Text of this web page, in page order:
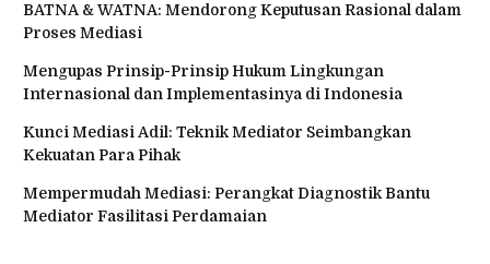
BATNA & WATNA: Mendorong Keputusan Rasional dalam
Proses Mediasi
Mengupas Prinsip-Prinsip Hukum Lingkungan
Internasional dan Implementasinya di Indonesia
Kunci Mediasi Adil: Teknik Mediator Seimbangkan
Kekuatan Para Pihak
Mempermudah Mediasi: Perangkat Diagnostik Bantu
Mediator Fasilitasi Perdamaian